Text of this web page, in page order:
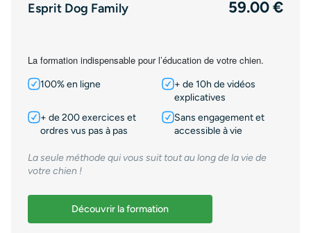
Esprit Dog Family 59.00 €
La formation indispensable pour l’éducation de votre chien.
100% en ligne
+ de 10h de vidéos
explicatives
+ de 200 exercices et
ordres vus pas à pas
Sans engagement et
accessible à vie
La seule méthode qui vous suit tout au long de la vie de
votre chien !
Découvrir la formation